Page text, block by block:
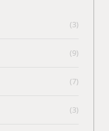
(3)
(9)
(7)
(3)